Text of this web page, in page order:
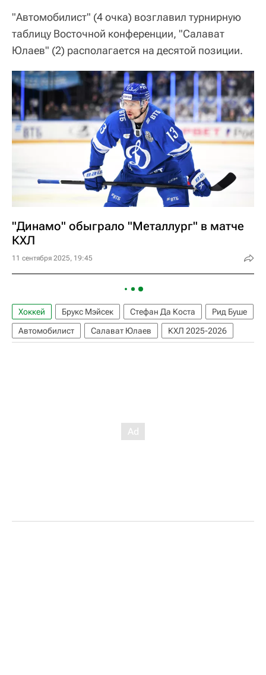
"Автомобилист" (4 очка) возглавил турнирную
таблицу Восточной конференции, "Салават
Юлаев" (2) располагается на десятой позиции.
"Динамо" обыграло "Металлург" в матче
КХЛ
11 сентября 2025, 19:45
Хоккей Брукс Мэйсек Стефан Да Коста
Рид Буше
Автомобилист
Салават Юлаев КХЛ 2025-2026